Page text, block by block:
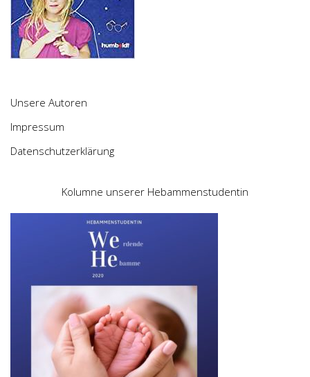
Unsere Autoren
Impressum
Datenschutzerklärung
Kolumne unserer Hebammenstudentin